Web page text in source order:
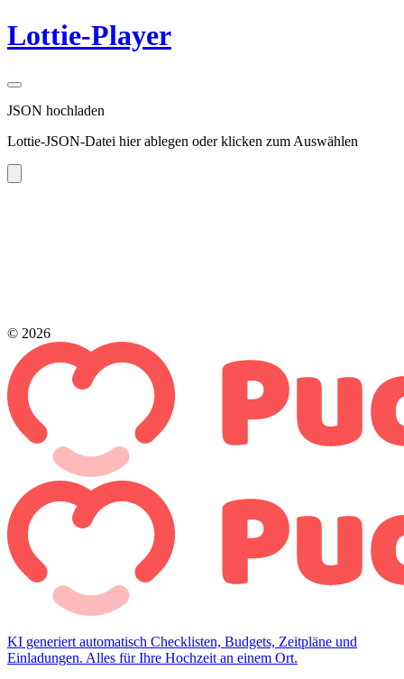
Lottie-Player
JSON hochladen
Lottie-JSON-Datei hier ablegen oder klicken zum Auswählen
© 2026
KI generiert automatisch Checklisten, Budgets, Zeitpläne und
Einladungen. Alles für Ihre Hochzeit an einem Ort.